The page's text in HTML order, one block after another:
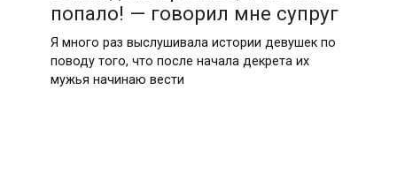
попало! — говорил мне супруг
Я много раз выслушивала истории девушек по
поводу того, что после начала декрета их
мужья начинаю вести